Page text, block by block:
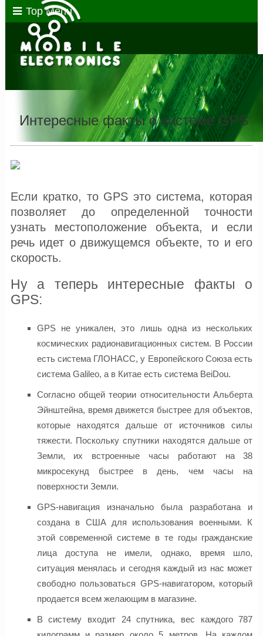
Top Menu
Интересные факты о системе GPS
Если кратко, то GPS это система, которая
позволяет до определенной точности
узнать местоположение объекта, и если
речь идет о движущемся объекте, то и его
скорость.
Ну а теперь интересные факты о
GPS:
GPS не уникален, это лишь одна из нескольких
космических радионавигационных систем. В России
есть система ГЛОНАСС, у Европейского Союза есть
система Galileo, а в Китае есть система BeiDou.
Согласно общей теории относительности Альберта
Эйнштейна, время движется быстрее для объектов,
которые находятся дальше от источников силы
тяжести. Поскольку спутники находятся дальше от
Земли, их встроенные часы работают на 38
микросекунд быстрее в день, чем часы на
поверхности Земли.
GPS-навигация изначально была разработана и
создана в США для использования военными. К
этой современной системе в те годы гражданские
лица доступа не имели, однако, время шло,
ситуация менялась и сегодня каждый из нас может
свободно пользоваться GPS-навигатором, который
продается всем желающим в магазине.
В систему входит 24 спутника, вес каждого 787